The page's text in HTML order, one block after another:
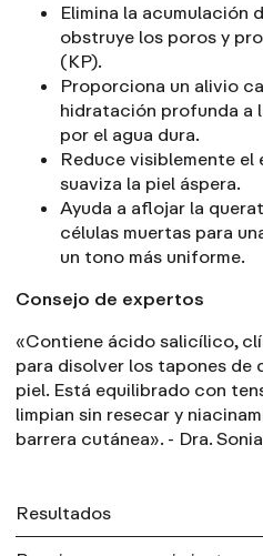
Elimina la acumulación
obstruye los poros y
(KP).
Proporciona un alivio
hidratación profunda a
por el agua dura.
Reduce visiblemente el
suaviza la piel áspera.
Ayuda a aflojar la
células muertas para
un tono más uniforme.
Consejo de expertos
«Contiene ácido salicílico,
para disolver los tapones de
piel. Está equilibrado con
limpian sin resecar y
barrera cutánea». - Dra.
Resultados